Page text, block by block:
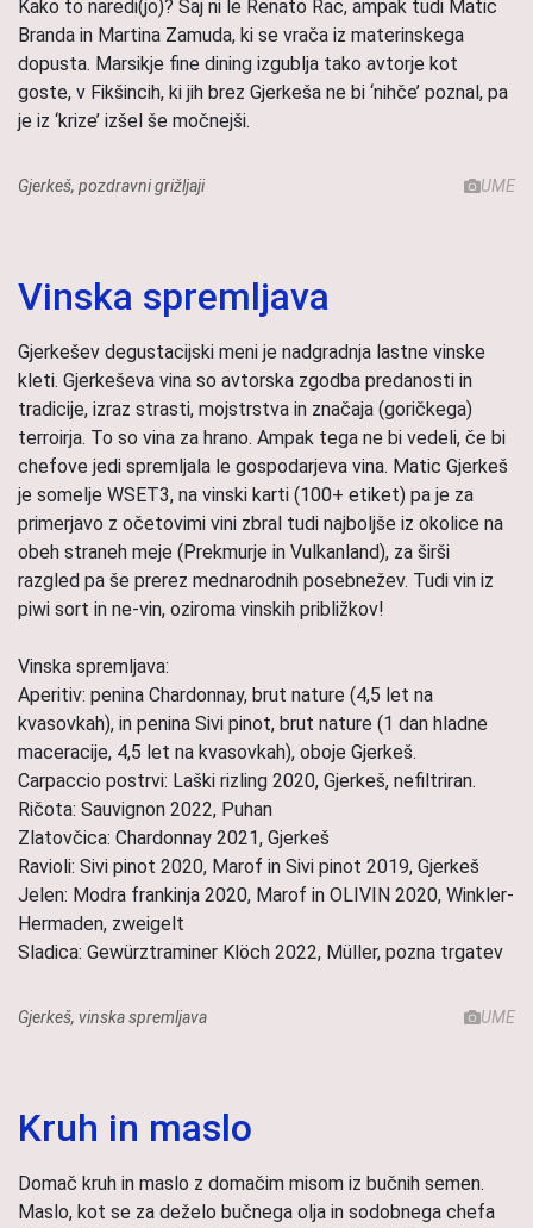
Kako to naredi(jo)? Saj ni le Renato Rac, ampak tudi Matic
Branda in Martina Zamuda, ki se vrača iz materinskega
dopusta. Marsikje fine dining izgublja tako avtorje kot
goste, v Fikšincih, ki jih brez Gjerkeša ne bi ‘nihče’ poznal, pa
je iz ‘krize’ izšel še močnejši.
Gjerkeš, pozdravni grižljaji UME
Gjerkeš, vinska spremljava UME
Vinska spremljava
Gjerkešev degustacijski meni je nadgradnja lastne vinske
kleti. Gjerkeševa vina so avtorska zgodba predanosti in
tradicije, izraz strasti, mojstrstva in značaja (goričkega)
terroirja. To so vina za hrano. Ampak tega ne bi vedeli, če bi
chefove jedi spremljala le gospodarjeva vina. Matic Gjerkeš
je somelje WSET3, na vinski karti (100+ etiket) pa je za
primerjavo z očetovimi vini zbral tudi najboljše iz okolice na
obeh straneh meje (Prekmurje in Vulkanland), za širši
razgled pa še prerez mednarodnih posebnežev. Tudi vin iz
piwi sort in ne-vin, oziroma vinskih približkov!
Vinska spremljava:
Aperitiv: penina Chardonnay, brut nature (4,5 let na
kvasovkah), in penina Sivi pinot, brut nature (1 dan hladne
maceracije, 4,5 let na kvasovkah), oboje Gjerkeš.
Carpaccio postrvi: Laški rizling 2020, Gjerkeš, nefiltriran.
Ričota: Sauvignon 2022, Puhan
Zlatovčica: Chardonnay 2021, Gjerkeš
Ravioli: Sivi pinot 2020, Marof in Sivi pinot 2019, Gjerkeš
Jelen: Modra frankinja 2020, Marof in OLIVIN 2020, Winkler-
Hermaden, zweigelt
Sladica: Gewürztraminer Klöch 2022, Müller, pozna trgatev
Kruh in maslo
Domač kruh in maslo z domačim misom iz bučnih semen.
Maslo, kot se za deželo bučnega olja in sodobnega chefa